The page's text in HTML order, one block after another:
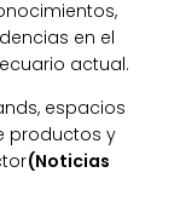
en el
actual.
espacios
productos y
(Noticias